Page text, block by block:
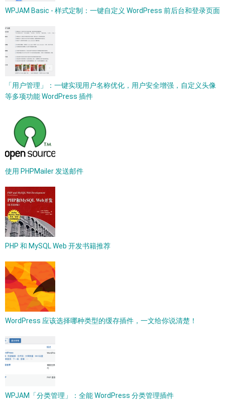
WPJAM Basic - 样式定制：一键自定义 WordPress 前后台和登录页面
「用户管理」：一键实现用户名称优化，用户安全增强，自定义头像
等多项功能 WordPress 插件
使用 PHPMailer 发送邮件
PHP 和 MySQL Web 开发书籍推荐
WordPress 应该选择哪种类型的缓存插件，一文给你说清楚！
WPJAM「分类管理」：全能 WordPress 分类管理插件